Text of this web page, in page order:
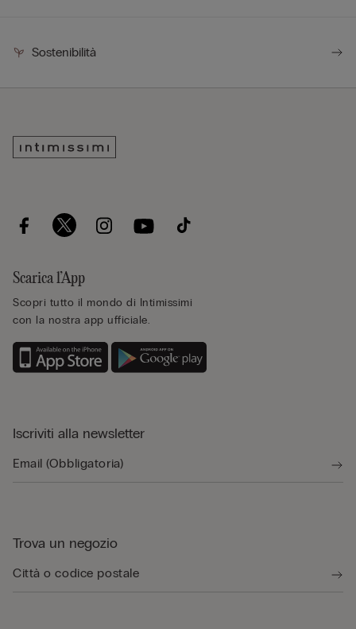
Sostenibilità
Scarica l’App
Scopri tutto il mondo di Intimissimi
con la nostra app ufficiale.
Iscriviti alla newsletter
Trova un negozio